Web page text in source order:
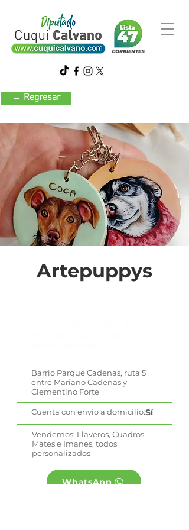
← Regresar
Artepuppys
Barrio Parque Cadenas, ruta 5
entre Mariano Cadenas y
Clementino Forte
Cuenta con envío a domicilio:Sí
Vendemos: Llaveros, Cuadros,
Mates e Imanes, todos
personalizados
WhatsApp